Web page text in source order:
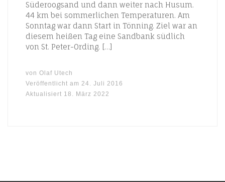
Süderoogsand und dann weiter nach Husum.
44 km bei sommerlichen Temperaturen. Am
Sonntag war dann Start in Tönning. Ziel war an
diesem heißen Tag eine Sandbank südlich
von St. Peter-Ording. […]
vonOlaf Utech
Veröffentlicht am24. Juli 2016
Aktualisiert 18. März 2022